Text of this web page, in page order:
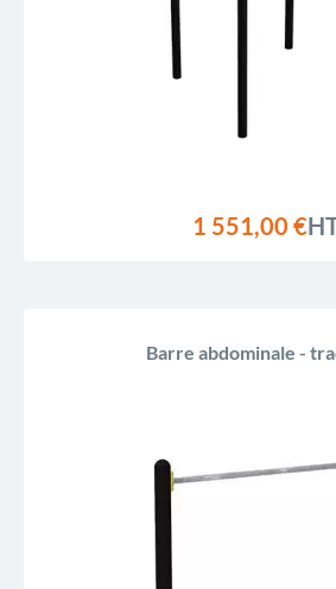
1 551,00 €
Barre abdominale -